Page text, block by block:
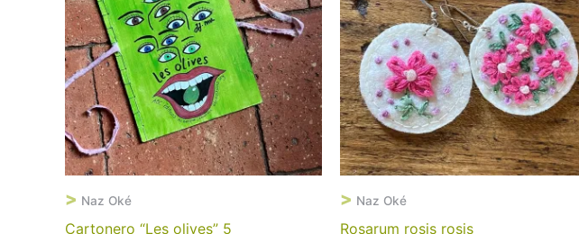
> Naz Oké
Cartonero “Les olives” 5
> Naz Oké
Rosarum rosis rosis